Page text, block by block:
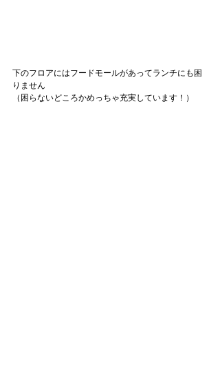
下のフロアにはフードモールがあってランチにも困
りません
（困らないどころかめっちゃ充実しています！）